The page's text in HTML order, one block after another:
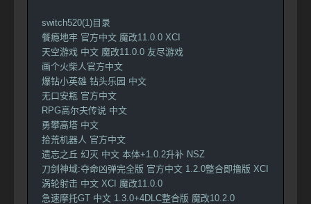
switch520(1)目录
餐瘾地牢 官方中文 魔改11.0.0 XCI
天空游戏 中文 魔改11.0.0 友尽游戏
画个火柴人官方中文
爆钻小英雄 钻头乐园 中文
无口安瓶 官方中文
RPG高尔夫传说 中文
勇攀高塔 中文
拾荒机器人 官方中文
遗忘之丘 幻灭 中文 本体+1.0.2升补 NSZ
刀剑神域:夺命凶弹完全版 官方中文 1.2.0整合即撸版 XCI
涡轮射击 中文 XCI 魔改11.0.0
急速摩托GT 中文 1.3.0+4DLC整合版 魔改10.2.0